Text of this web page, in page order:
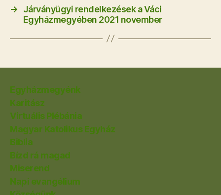
→
Járványügyi rendelkezések a Váci
Egyházmegyében 2021 november
Egyházmegyénk
Karitász
Virtuális Plébánia
Magyar Katolikus Egyház
Biblia
Bízd rá magad
Miserend
Napi evangélium